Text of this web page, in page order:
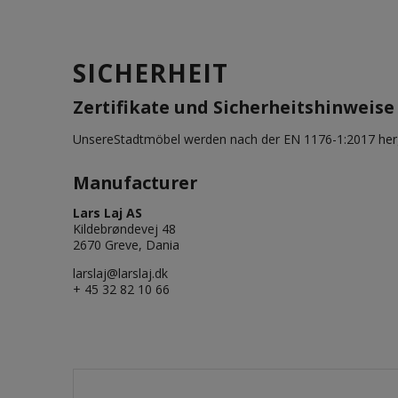
SICHERHEIT
Zertifikate und Sicherheitshinweise
UnsereStadtmöbel werden nach der EN 1176-1:2017
Manufacturer
Lars Laj AS
Kildebrøndevej 48
2670 Greve, Dania
larslaj@larslaj.dk
+ 45 32 82 10 66